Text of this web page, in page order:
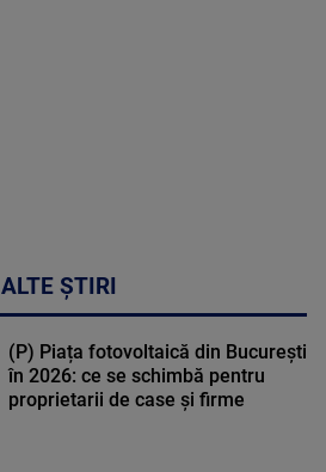
ALTE ȘTIRI
(P) Piața fotovoltaică din București
în 2026: ce se schimbă pentru
proprietarii de case și firme